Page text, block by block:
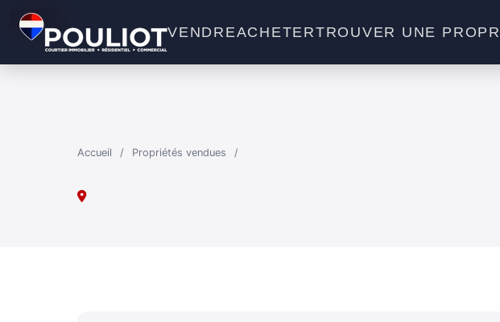
VENDREACHETERTROUVER UNE
Accueil / Propriétés vendues /
VENDU